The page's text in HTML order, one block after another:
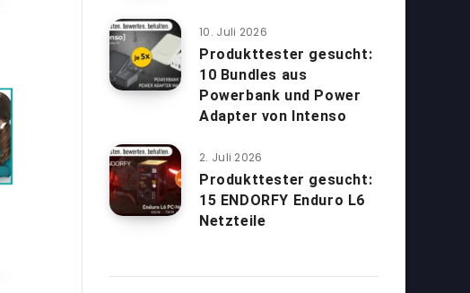
10. Juli 2026
Produkttester gesucht:
10 Bundles aus
Powerbank und Power
Adapter von Intenso
2. Juli 2026
Produkttester gesucht:
15 ENDORFY Enduro L6
Netzteile